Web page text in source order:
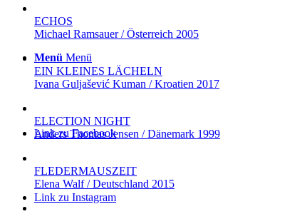
Menü Menü
Link zu Facebook
Link zu Instagram
ECHOS
Michael Ramsauer / Österreich 2005
EIN KLEINES LÄCHELN
Ivana Guljašević Kuman / Kroatien 2017
ELECTION NIGHT
Anders Thomas Jensen / Dänemark 1999
FLEDERMAUSZEIT
Elena Walf / Deutschland 2015